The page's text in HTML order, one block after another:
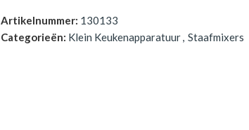
Artikelnummer: 130133
Categorieën: Klein Keukenapparatuur, Staafmixers